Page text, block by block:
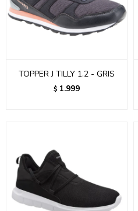
TOPPER J TILLY 1.2 - GRIS
$ 1.999